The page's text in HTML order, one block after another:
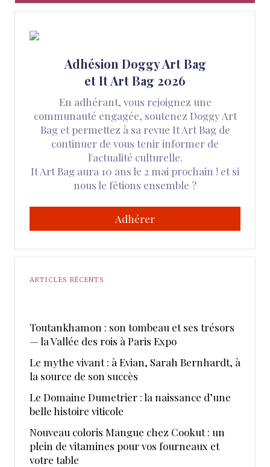
Adhésion Doggy Art Bag
et It Art Bag 2026
En adhérant, vous rejoignez une
communauté engagée, soutenez Doggy Art
Bag et permettez à sa revue It Art Bag de
continuer de vous tenir informer de
l'actualité culturelle.
It Art Bag aura 10 ans le 2 mai prochain ! et si
nous le fêtions ensemble ?
Adhérer
ARTICLES RÉCENTS
Toutankhamon : son tombeau et ses trésors
— la Vallée des rois à Paris Expo
Le mythe vivant : à Evian, Sarah Bernhardt, à
la source de son succès
Le Domaine Dumetrier : la naissance d’une
belle histoire viticole
Nouveau coloris Mangue chez Cookut : un
plein de vitamines pour vos fourneaux et
votre table